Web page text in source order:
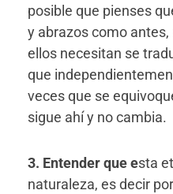
posible que pienses
y abrazos como
ellos necesitan se
que
veces que se
sigue ahí y no cambia.
3. Entender que esta
naturaleza, es decir